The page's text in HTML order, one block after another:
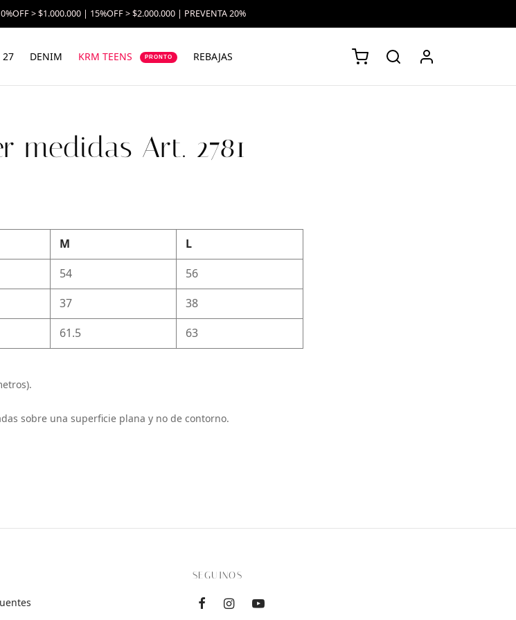
> $1.000.000 | 15%OFF > $2.000.000 | PREVENTA 20%
27 DENIM KRM TEENS PRONTO REBAJAS
medidas Art. 2781
M
L
54
56
37
38
61.5 63
sobre una superficie plana y no de contorno.
SEGUINOS